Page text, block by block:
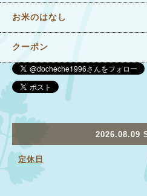
お米のはなし
クーポン
2026.08.09
定休日